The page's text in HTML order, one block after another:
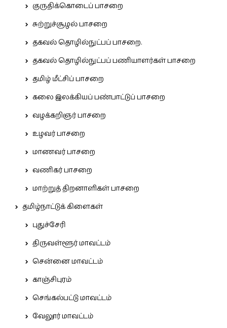
குருதிக்கொடைப் பாசறை
சுற்றுச்சூழல் பாசறை
தகவல் தொழில்நுட்பப் பாசறை.
தகவல் தொழில்நுட்பப் பணியாளர்கள் பாசறை
தமிழ் மீட்சிப் பாசறை
கலை இலக்கியப் பண்பாட்டுப் பாசறை
வழக்கறிஞர் பாசறை
உழவர் பாசறை
மாணவர் பாசறை
வணிகர் பாசறை
மாற்றுத் திறனாளிகள் பாசறை
தமிழ்நாட்டுக் கிளைகள்
புதுச்சேரி
திருவள்ளூர் மாவட்டம்
சென்னை மாவட்டம்
காஞ்சிபுரம்
செங்கல்பட்டு மாவட்டம்
வேலூர் மாவட்டம்